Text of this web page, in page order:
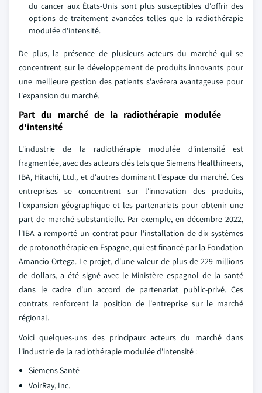
du cancer aux États-Unis sont plus susceptibles d'offrir des
options de traitement avancées telles que la radiothérapie
modulée d'intensité.
De plus, la présence de plusieurs acteurs du marché qui se
concentrent sur le développement de produits innovants pour
une meilleure gestion des patients s'avérera avantageuse pour
l'expansion du marché.
Part du marché de la radiothérapie modulée
d'intensité
L'industrie de la radiothérapie modulée d'intensité est
fragmentée, avec des acteurs clés tels que Siemens Healthineers,
IBA, Hitachi, Ltd., et d'autres dominant l'espace du marché. Ces
entreprises se concentrent sur l'innovation des produits,
l'expansion géographique et les partenariats pour obtenir une
part de marché substantielle. Par exemple, en décembre 2022,
l'IBA a remporté un contrat pour l'installation de dix systèmes
de protonothérapie en Espagne, qui est financé par la Fondation
Amancio Ortega. Le projet, d'une valeur de plus de 229 millions
de dollars, a été signé avec le Ministère espagnol de la santé
dans le cadre d'un accord de partenariat public-privé. Ces
contrats renforcent la position de l'entreprise sur le marché
régional.
Voici quelques-uns des principaux acteurs du marché dans
l'industrie de la radiothérapie modulée d'intensité :
Siemens Santé
VoirRay, Inc.